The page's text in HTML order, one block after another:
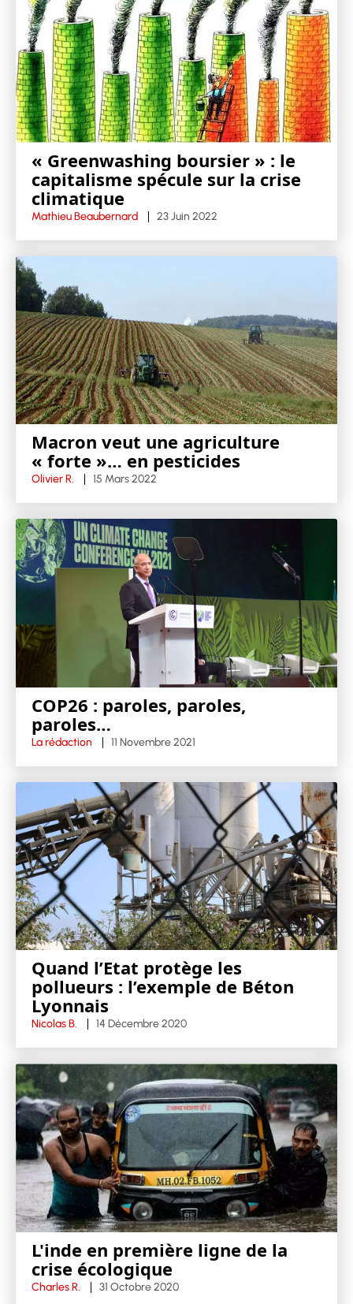
« Greenwashing boursier » : le
capitalisme spécule sur la crise
climatique
Mathieu Beaubernard 23 Juin 2022
Macron veut une agriculture
« forte »… en pesticides
Olivier R. 15 Mars 2022
COP26 : paroles, paroles,
paroles…
La rédaction 11 Novembre 2021
Quand l’Etat protège les
pollueurs : l’exemple de Béton
Lyonnais
Nicolas B. 14 Décembre 2020
L'inde en première ligne de la
crise écologique
Charles R. 31 Octobre 2020